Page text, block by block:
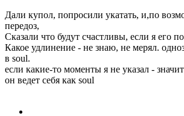
Дали купол, попросили укатать, и,по
передоз,
Сказали что будут счастливы, если я его
Какое удлинение - не знаю, не мерял.
в soul.
если какие-то моменты я не указал -
он ведет себя как soul